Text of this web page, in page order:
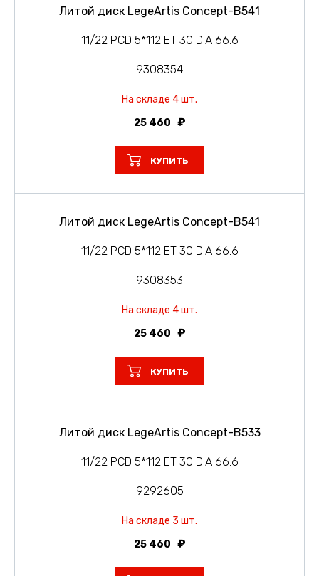
Литой диск LegeArtis Concept-B541
11/22 PCD 5*112 ET 30 DIA 66.6
9308354
На складе 4 шт.
25 460
КУПИТЬ
Литой диск LegeArtis Concept-B541
11/22 PCD 5*112 ET 30 DIA 66.6
9308353
На складе 4 шт.
25 460
КУПИТЬ
Литой диск LegeArtis Concept-B533
11/22 PCD 5*112 ET 30 DIA 66.6
9292605
На складе 3 шт.
25 460